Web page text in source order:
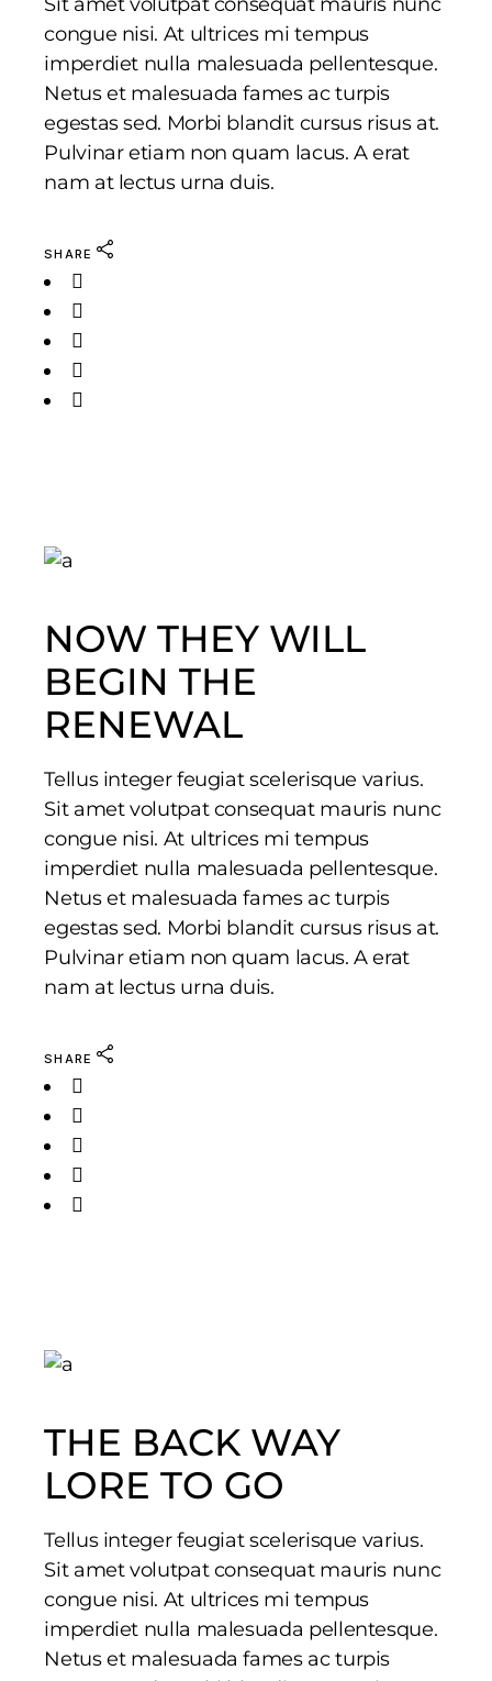
congue nisi. At ultrices mi tempus
imperdiet nulla malesuada pellentesque.
Netus et malesuada fames ac turpis
egestas sed. Morbi blandit cursus risus at.
Pulvinar etiam non quam lacus. A erat
nam at lectus urna duis.
SHARE
NOW THEY WILL
BEGIN THE
RENEWAL
Tellus integer feugiat scelerisque varius.
Sit amet volutpat consequat mauris nunc
congue nisi. At ultrices mi tempus
imperdiet nulla malesuada pellentesque.
Netus et malesuada fames ac turpis
egestas sed. Morbi blandit cursus risus at.
Pulvinar etiam non quam lacus. A erat
nam at lectus urna duis.
SHARE
THE BACK WAY
LORE TO GO
Tellus integer feugiat scelerisque varius.
Sit amet volutpat consequat mauris nunc
congue nisi. At ultrices mi tempus
imperdiet nulla malesuada pellentesque.
Netus et malesuada fames ac turpis